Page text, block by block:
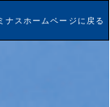
ナスホームページに戻る